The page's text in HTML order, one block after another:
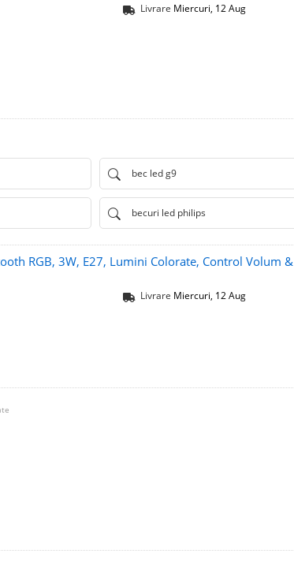
Livrare Miercuri, 12 Aug
bec led g9
becuri led philips
RGB, 3W, E27, Lumini Colorate, Control Volum &
Livrare Miercuri, 12 Aug